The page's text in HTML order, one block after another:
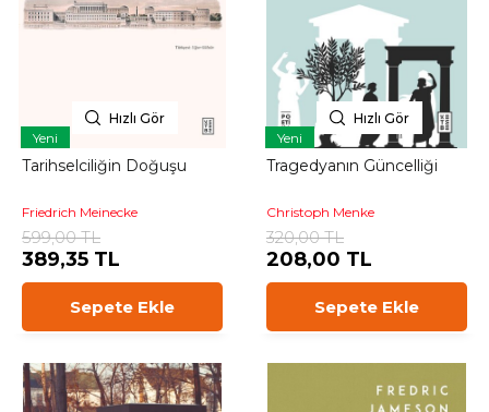
Hızlı Gör
Yeni
Tarihselciliğin Doğuşu
Friedrich Meinecke
599,00 TL
389,35 TL
Sepete Ekle
Hızlı Gör
Yeni
Tragedyanın Güncelliği
Christoph Menke
320,00 TL
208,00 TL
Sepete Ekle